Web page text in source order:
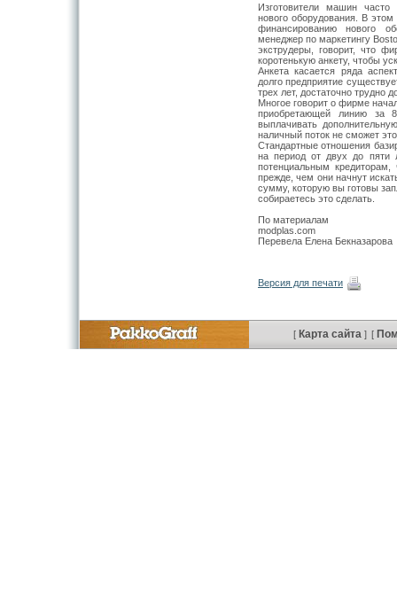
Изготовители машин
нового оборудования. В этом
финансированию нового
менеджер по маркетингу
экструдеры, говорит, что
коротенькую анкету, чтобы
Анкета касается ряда
долго предприятие
трех лет, достаточно трудно
Многое говорит о фирме
приобретающей линию за
выплачивать
наличный поток не сможет
Стандартные отношения
на период от двух до пяти
потенциальным
прежде, чем они начнут
сумму, которую вы готовы
собираетесь это сделать.
По материалам
modplas.com
Перевела Елена Бекназарова
Версия для печати
[ Карта сайта ] [